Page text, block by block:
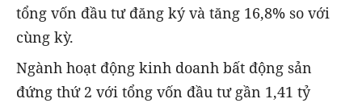
tổng vốn đầu tư đăng ký và tăng 16,8% so với
cùng kỳ.
Ngành hoạt động kinh doanh bất động sản
đứng thứ 2 với tổng vốn đầu tư gần 1,41 tỷ